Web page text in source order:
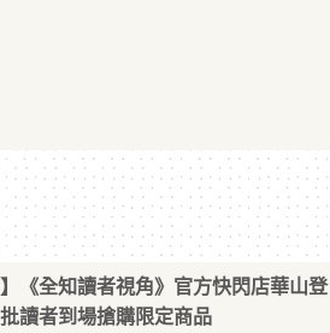
】《全知讀者視角》官方快閃店華山登
讀者到場搶購限定商品